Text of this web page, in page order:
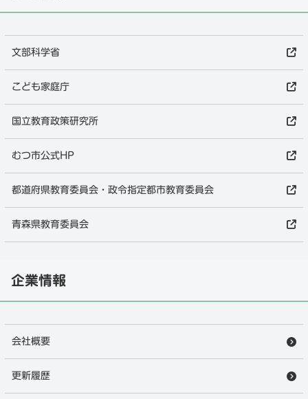
文部科学省
こども家庭庁
国立教育政策研究所
むつ市公式HP
都道府県教育委員会・政令指定都市教育委員会
青森県教育委員会
企業情報
会社概要
更新履歴